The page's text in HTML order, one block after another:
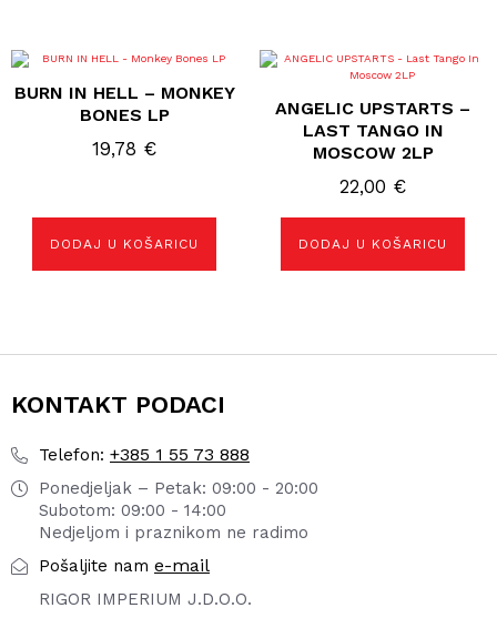
BURN IN HELL – MONKEY
BONES LP
19,78 €
DODAJ U KOŠARICU
ANGELIC UPSTARTS –
LAST TANGO IN
MOSCOW 2LP
22,00 €
DODAJ U KOŠARICU
KONTAKT PODACI
Telefon: +385 1 55 73 888
Ponedjeljak – Petak: 09:00 - 20:00
Subotom: 09:00 - 14:00
Nedjeljom i praznikom ne radimo
Pošaljite nam e-mail
RIGOR IMPERIUM J.D.O.O.